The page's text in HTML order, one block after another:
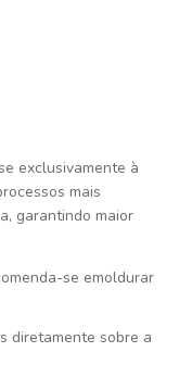
exclusivamente à
mais
garantindo maior
se emoldurar
diretamente sobre a